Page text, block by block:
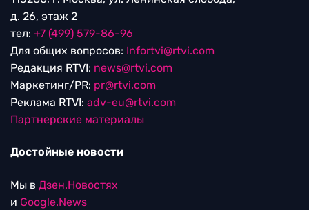
д. 26, этаж 2
тел: +7 (499) 579-86-96
Для общих вопросов: Infortvi@rtvi.com
Редакция RTVI: news@rtvi.com
Маркетинг/PR: pr@rtvi.com
Реклама RTVI: adv-eu@rtvi.com
Партнерские материалы
Достойные новости
Мы в Дзен.Новостях
и Google.News